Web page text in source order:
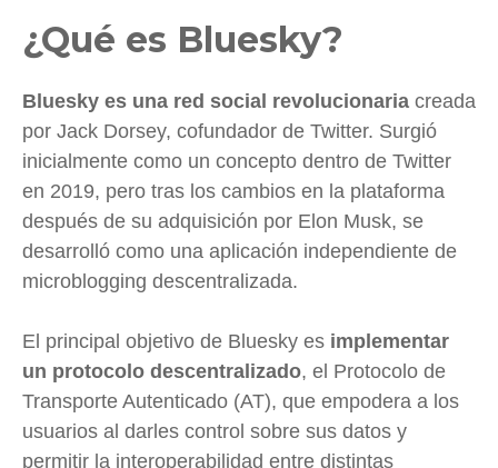
¿Qué es Bluesky?
Bluesky es una red social revolucionaria creada
por Jack Dorsey, cofundador de Twitter. Surgió
inicialmente como un concepto dentro de Twitter
en 2019, pero tras los cambios en la plataforma
después de su adquisición por Elon Musk, se
desarrolló como una aplicación independiente de
microblogging descentralizada.
El principal objetivo de Bluesky es implementar
un protocolo descentralizado, el Protocolo de
Transporte Autenticado (AT), que empodera a los
usuarios al darles control sobre sus datos y
permitir la interoperabilidad entre distintas